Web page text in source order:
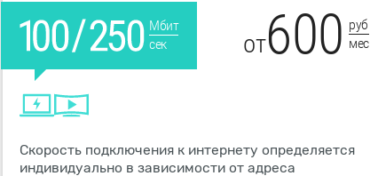
Мбит
сек
от600 руб
мес
Скорость подключения к интернету определяется
индивидуально в зависимости от адреса